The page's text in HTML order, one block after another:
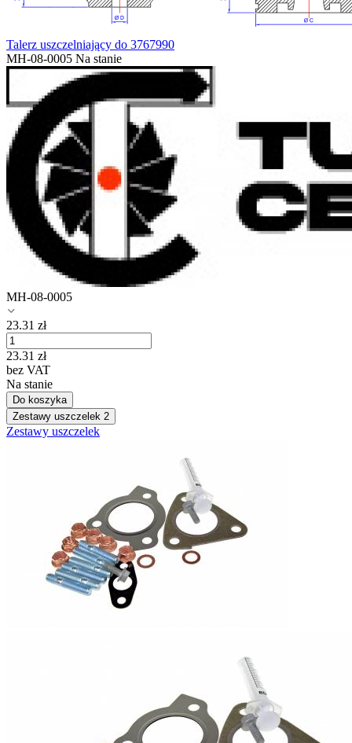
Talerz uszczelniający do 3767990
MH-08-0005 Na stanie
MH-08-0005
23.31 zł
23.31 zł
bez VAT
Na stanie
Do koszyka
Zestawy uszczelek 2
Zestawy uszczelek